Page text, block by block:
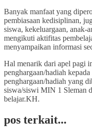
Banyak manfaat yang
pembiasaan kedisiplinan,
siswa, kekeluargaan, anak-
mengikuti aktifitas
menyampaikan informasi
Hal menarik dari apel pagi
penghargaan/hadiah
penghargaan/hadiah yang
siswa/siswi MIN 1 Sleman
belajar.KH.
pos terkait...